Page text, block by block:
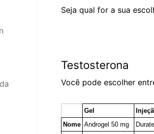
Seja qual for a sua
Testosterona
Você pode escolher
Gel
Nome Androgel 50 mg